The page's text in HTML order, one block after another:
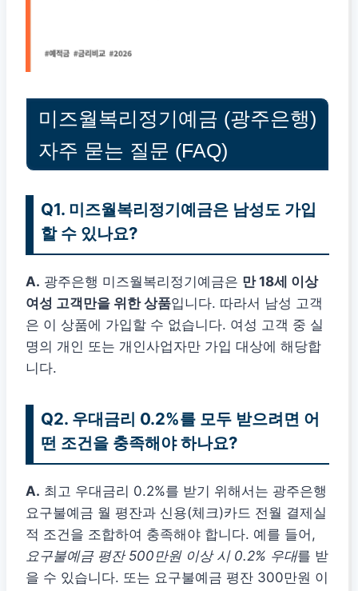
미즈월복리정기예금 (광주은행)
자주 묻는 질문 (FAQ)
Q1. 미즈월복리정기예금은 남성도 가입
할 수 있나요?
A. 광주은행 미즈월복리정기예금은 만 18세 이상
여성 고객만을 위한 상품입니다. 따라서 남성 고객
은 이 상품에 가입할 수 없습니다. 여성 고객 중 실
명의 개인 또는 개인사업자만 가입 대상에 해당합
니다.
Q2. 우대금리 0.2%를 모두 받으려면 어
떤 조건을 충족해야 하나요?
A. 최고 우대금리 0.2%를 받기 위해서는 광주은행
요구불예금 월 평잔과 신용(체크)카드 전월 결제실
적 조건을 조합하여 충족해야 합니다. 예를 들어,
요구불예금 평잔 500만원 이상 시 0.2% 우대를 받
을 수 있습니다. 또는 요구불예금 평잔 300만원 이